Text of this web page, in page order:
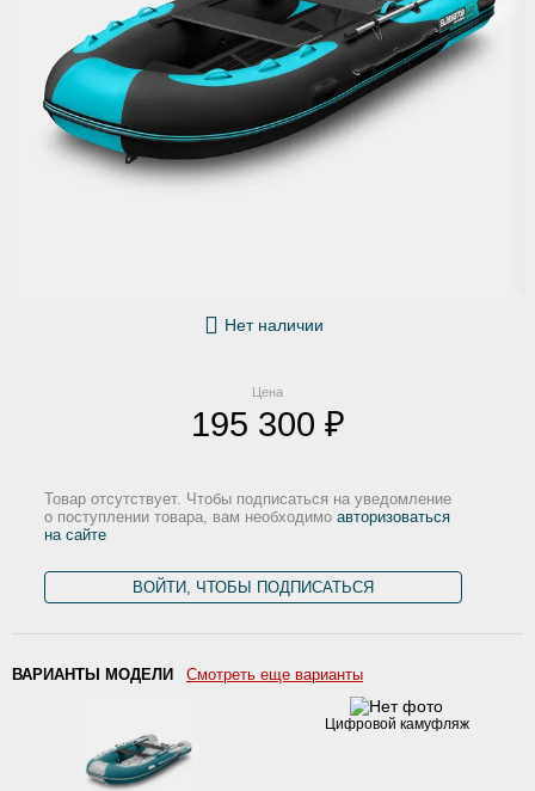
Нет наличии
Цена
195 300 ₽
Товар отсутствует. Чтобы подписаться на уведомление
о поступлении товара, вам необходимо авторизоваться
на сайте
ВОЙТИ, ЧТОБЫ ПОДПИСАТЬСЯ
ВАРИАНТЫ МОДЕЛИ Смотреть еще варианты
Цифровой камуфляж